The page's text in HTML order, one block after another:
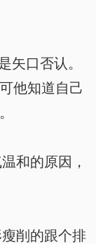
矢口否认。
他知道自己
和的原因，
削的跟个排